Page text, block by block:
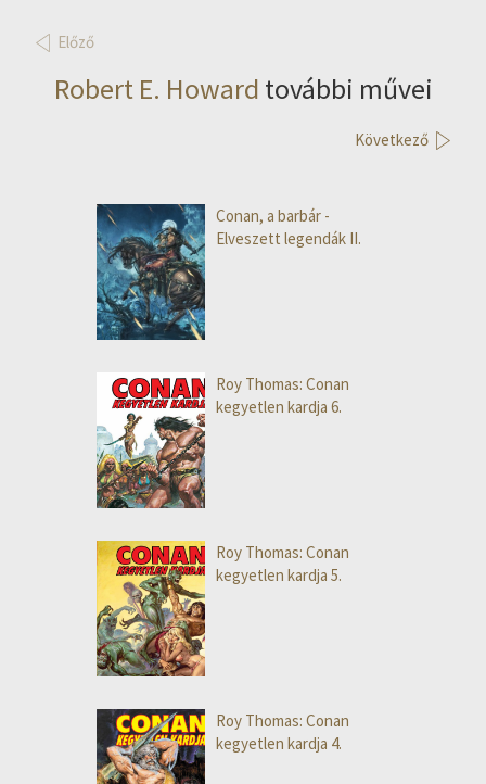
Előző
Robert E. Howard további művei
Következő
Conan, a barbár -
Elveszett legendák II.
Roy Thomas: Conan
kegyetlen kardja 6.
Roy Thomas: Conan
kegyetlen kardja 5.
Roy Thomas: Conan
kegyetlen kardja 4.